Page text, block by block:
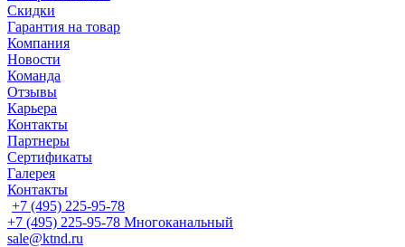
Скидки
Гарантия на товар
Компания
Новости
Команда
Отзывы
Карьера
Контакты
Партнеры
Сертификаты
Галерея
Контакты
+7 (495) 225-95-78
+7 (495) 225-95-78 Многоканальный
sale@ktnd.ru